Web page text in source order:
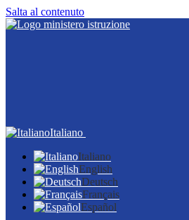
Salta al contenuto
Italiano
Italiano
English
Deutsch
Français
Español